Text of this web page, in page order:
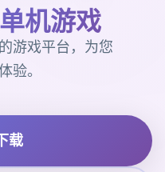
机游戏
游戏平台，为您
验。
载